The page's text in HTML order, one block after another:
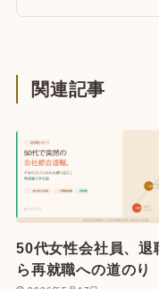
関連記事
50代女性会社員、退
ら再就職への道のり